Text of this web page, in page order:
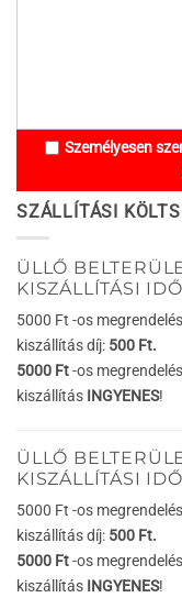
Személyesen
SZÁLLÍTÁSI
ÜLLŐ
KISZÁLLÍTÁSI
5000 Ft -os
kiszállítás díj: 500 Ft.
5000 Ft-os
kiszállítás INGYENES!
ÜLLŐ
KISZÁLLÍTÁSI
5000 Ft -os
kiszállítás díj: 500 Ft.
5000 Ft-os
kiszállítás INGYENES!